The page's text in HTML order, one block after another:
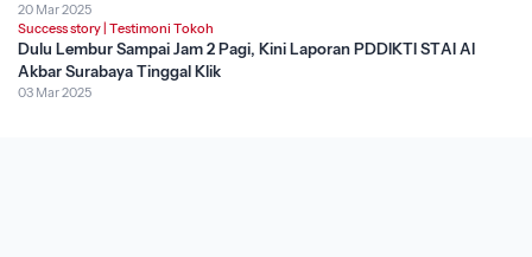
20 Mar 2025
Success story Testimoni Tokoh
Dulu Lembur Sampai Jam 2 Pagi, Kini Laporan PDDIKTI STAI Al
Akbar Surabaya Tinggal Klik
03 Mar 2025